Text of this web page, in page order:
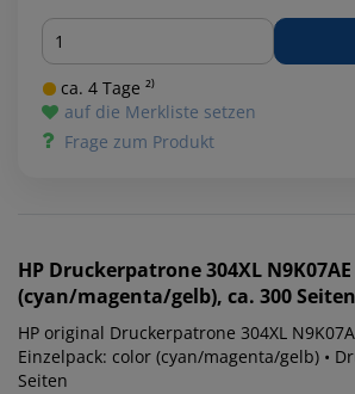
Menge
ca. 4 Tage ²⁾
auf die Merkliste setzen
Frage zum Produkt
HP Druckerpatrone 304XL
(cyan/magenta/gelb), ca. 300 Seiten
HP original Druckerpatrone 304XL
Einzelpack: color (cyan/magenta/gelb) •
Seiten